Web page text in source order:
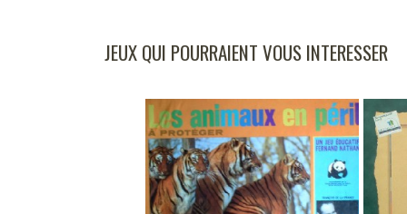
JEUX QUI POURRAIENT VOUS INTERESSER